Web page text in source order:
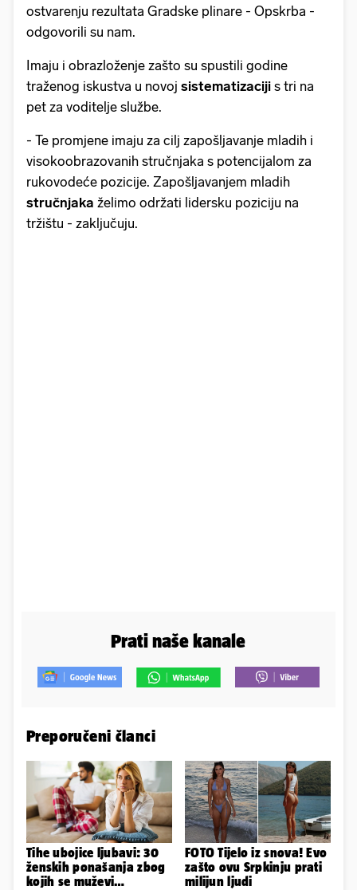
ostvarenju rezultata Gradske plinare - Opskrba -
odgovorili su nam.
Imaju i obrazloženje zašto su spustili godine
traženog iskustva u novoj sistematizaciji s tri na
pet za voditelje službe.
- Te promjene imaju za cilj zapošljavanje mladih i
visokoobrazovanih stručnjaka s potencijalom za
rukovodeće pozicije. Zapošljavanjem mladih
stručnjaka želimo održati lidersku poziciju na
tržištu - zaključuju.
Prati naše kanale
Preporučeni članci
Tihe ubojice ljubavi: 30
ženskih ponašanja zbog
kojih se muževi
FOTO Tijelo iz snova! Evo
zašto ovu Srpkinju prati
milijun ljudi